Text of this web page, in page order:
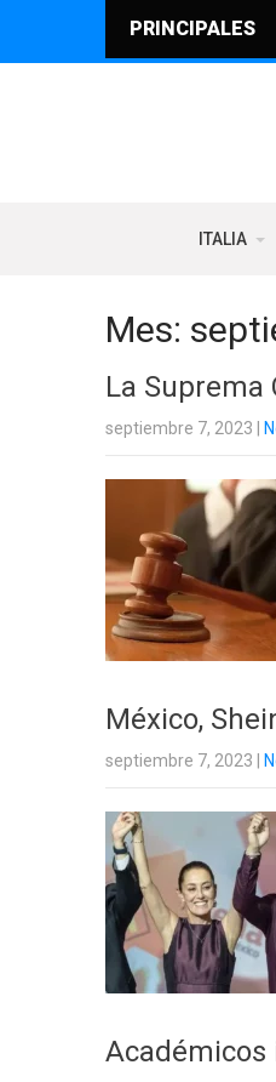
PRINCIPALES
ITALIA
Mes:
La Suprema
septiembre 7, 2023
México,
septiembre 7, 2023
Académicos